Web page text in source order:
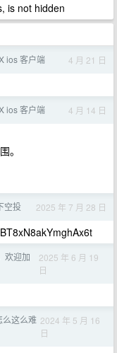
is not hidden
ios 客户端 4 月 21 日
ios 客户端 4 月 14 日
。
空投 2025 年 7 月 28 日
欢迎加
2025 年 6 月 19
日
么这么难 2024 年 5 月 16
日